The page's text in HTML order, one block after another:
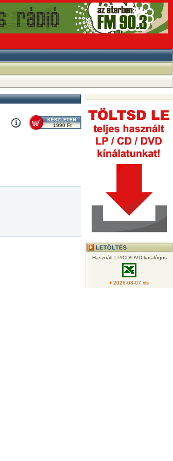
1990 Ft
Használt LP/CD/DVD katalógus
2026-08-07.xls